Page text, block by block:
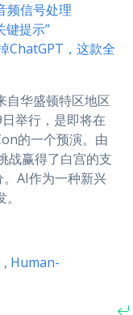
频信号处理
键提示”
ChatGPT，这款全
自华盛顿特区地区
举行，是即将在
的一个预演。由
战赢得了白宫的支
。AI作为一种新兴
, Human-